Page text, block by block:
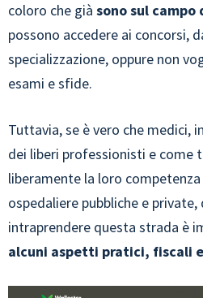
coloro che già sono sul campo
possono accedere ai concorsi,
specializzazione, oppure non
esami e sfide.
Tuttavia, se è vero che medici,
dei liberi professionisti e come
liberamente la loro
ospedaliere pubbliche e
intraprendere questa strada è
alcuni aspetti pratici, fiscali